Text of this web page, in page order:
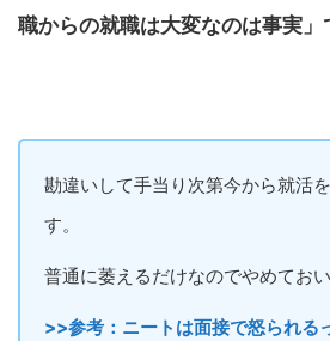
職からの就職は大変なのは事実」
勘違いして手当り次第今から就活
す。
普通に萎えるだけなのでやめておい
>>参考：ニートは面接で怒られ